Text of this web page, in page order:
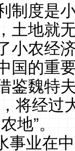
制度是
土地就
小农经
国的重
鉴魏特
将经过
地”。
事业在